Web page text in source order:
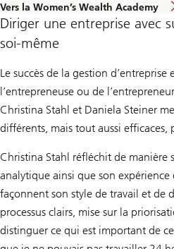
Vers la Women’s Wealth Academy
Diriger une entreprise avec
soi-même
Le succès de la gestion d’entreprise
l’entrepreneuse ou de
Christina Stahl et Daniela Steiner
différents, mais tout aussi
Christina Stahl réfléchit de manière
analytique ainsi que son
façonnent son style de travail et de
processus clairs, mise sur la
distinguer ce qui est important de ce